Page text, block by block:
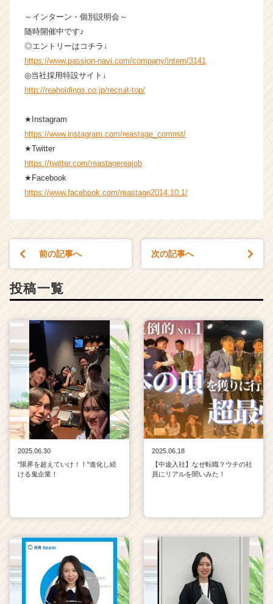
e
～インターン・個別説明会～
随時開催中です♪
◎エントリーはコチラ↓
https://www.passion-navi.com/company/intern/3141
◎当社採用特設サイト↓
http://reaholdings.co.jp/recruit-top/
★Instagram
https://www.instagram.com/reastage_commit/
★Twitter
https://twitter.com/reastagereajob
★Facebook
https://www.facebook.com/reastage2014.10.1/
前の記事へ 次の記事へ
投稿一覧
2025.06.30
"限界を超えていけ！！"進化し続
ける鬼企業！
2025.06.18
【中途入社】なぜ転職？ウチの社
員にリアルを聞いみた！